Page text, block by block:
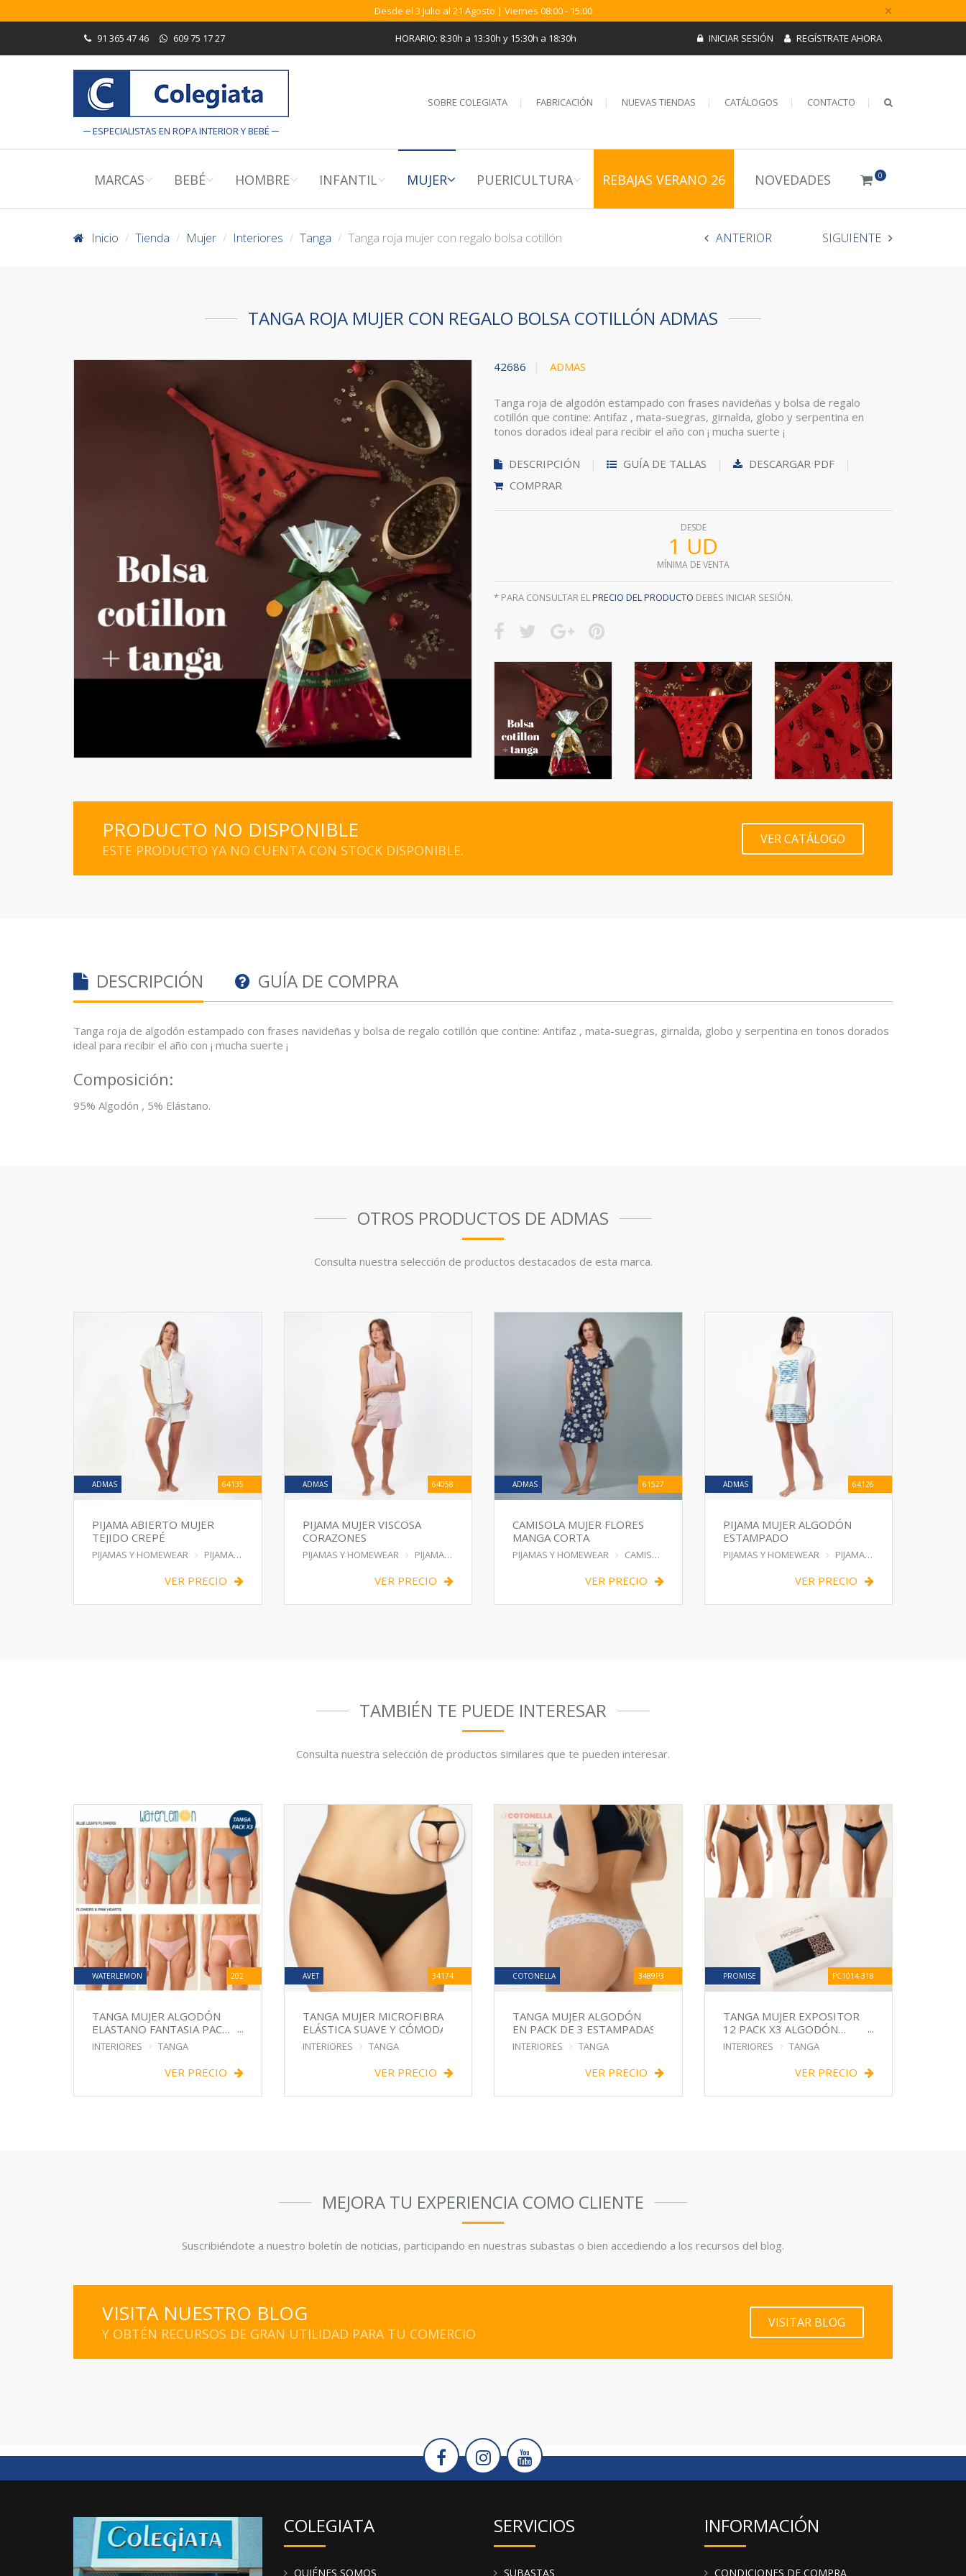
Desde el 3 Julio al 21 Agosto | Viernes 08:00 - 15:00 ×
91 365 47 46 609 75 17 27 HORARIO: 8:30h a 13:30h y 15:30h a 18:30h INICIAR SESIÓN REGÍSTRATE AHORA
ESPECIALISTAS EN ROPA INTERIOR Y BEBÉ
SOBRE COLEGIATA FABRICACIÓN NUEVAS TIENDAS CATÁLOGOS CONTACTO
MARCAS BEBÉ HOMBRE INFANTIL MUJER PUERICULTURA REBAJAS VERANO 26 NOVEDADES 0
Inicio Tienda Mujer Interiores Tanga Tanga roja mujer con regalo bolsa cotillón ANTERIOR SIGUIENTE
TANGA ROJA MUJER CON REGALO BOLSA COTILLÓN ADMAS
42686 ADMAS
Tanga roja de algodón estampado con frases navideñas y bolsa de regalo
cotillón que contine: Antifaz , mata-suegras, girnalda, globo y serpentina en
tonos dorados ideal para recibir el año con ¡ mucha suerte ¡
DESCRIPCIÓN GUÍA DE TALLAS
DESCARGAR PDF
COMPRAR
DESDE
1 UD
MÍNIMA DE VENTA
* PARA CONSULTAR ELPRECIO DEL PRODUCTO DEBES INICIAR SESIÓN.
PRODUCTO NO DISPONIBLE
ESTE PRODUCTO YA NO CUENTA CON STOCK DISPONIBLE.
VER CATÁLOGO
DESCRIPCIÓN GUÍA DE COMPRA
Tanga roja de algodón estampado con frases navideñas y bolsa de regalo cotillón que contine: Antifaz , mata-suegras, girnalda, globo y serpentina en tonos dorados
ideal para recibir el año con ¡ mucha suerte ¡
Composición:
95% Algodón , 5% Elástano.
OTROS PRODUCTOS DE ADMAS
Consulta nuestra selección de productos destacados de esta marca.
ADMAS 64135
PIJAMA ABIERTO MUJER
TEJIDO CREPÉ
PIJAMAS Y HOMEWEAR PIJAMA
VER PRECIO
ADMAS 64058
PIJAMA MUJER VISCOSA
CORAZONES
PIJAMAS Y HOMEWEAR PIJAMA
VER PRECIO
ADMAS 61527
CAMISOLA MUJER FLORES
MANGA CORTA
PIJAMAS Y HOMEWEAR CAMISOLA
VER PRECIO
ADMAS 64126
PIJAMA MUJER ALGODÓN
ESTAMPADO
PIJAMAS Y HOMEWEAR PIJAMA
VER PRECIO
TAMBIÉN TE PUEDE INTERESAR
Consulta nuestra selección de productos similares que te pueden interesar.
WATERLEMON 202
TANGA MUJER ALGODÓN
ELASTANO FANTASIA PACK
X3
INTERIORES TANGA
VER PRECIO
AVET 34174
TANGA MUJER MICROFIBRA
ELÁSTICA SUAVE Y CÓMODA
INTERIORES TANGA
VER PRECIO
COTONELLA 3489P3
TANGA MUJER ALGODÓN
EN PACK DE 3 ESTAMPADAS
INTERIORES TANGA
VER PRECIO
PROMISE PC1014-318
TANGA MUJER EXPOSITOR
12 PACK X3 ALGODÓN
SURTIDAS
INTERIORES TANGA
VER PRECIO
MEJORA TU EXPERIENCIA COMO CLIENTE
Suscribiéndote a nuestro boletín de noticias, participando en nuestras subastas o bien accediendo a los recursos del blog.
VISITA NUESTRO BLOG
Y OBTÉN RECURSOS DE GRAN UTILIDAD PARA TU COMERCIO
VISITAR BLOG
COLEGIATA
QUIÉNES SOMOS
SERVICIOS
SUBASTAS
INFORMACIÓN
CONDICIONES DE COMPRA